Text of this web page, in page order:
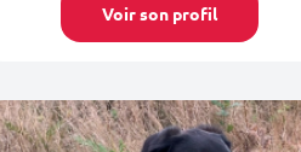
Voir son profil